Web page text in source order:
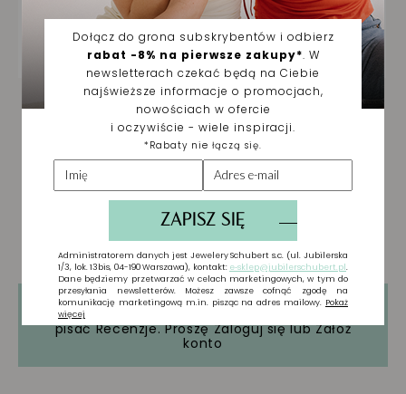
Tylko zarejestrowani użytkownicy mogą
pisać Recenzje. ProszęZaloguj sięlubZałóż
konto